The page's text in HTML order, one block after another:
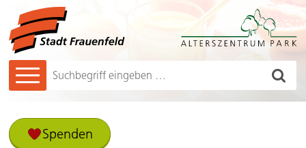
Navigieren in Frauenfeld
Schnellnavigation
Hauptnavigation
Suchbegriff
Home: Aktuelle Themen
Spenden